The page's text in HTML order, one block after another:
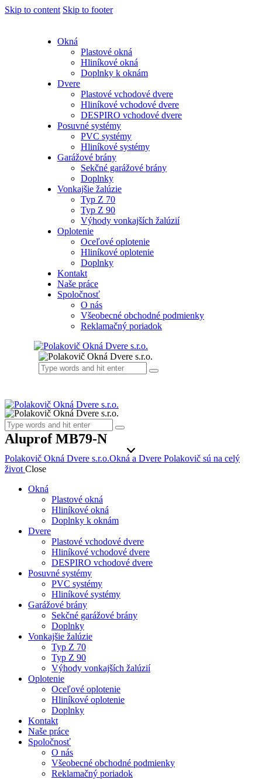
Skip to content Skip to footer
Okná
Plastové okná
Hliníkové okná
Doplnky k oknám
Dvere
Plastové vchodové dvere
Hliníkové vchodové dvere
DESPIRO vchodové dvere
Posuvné systémy
PVC systémy
Hliníkové systémy
Garážové brány
Sekčné garážové brány
Doplnky
Vonkajšie žalúzie
Typ Z 70
Typ Z 90
Výhody vonkajších žalúzií
Oplotenie
Oceľové oplotenie
Hliníkové oplotenie
Doplnky
Kontakt
Naše práce
Spoločnosť
O nás
Všeobecné obchodné podmienky
Reklamačný poriadok
Aluprof MB79-N
Polakovič Okná Dvere s.r.o.Okná a Dvere Polakovič sú na celý
život Close
Okná
Plastové okná
Hliníkové okná
Doplnky k oknám
Dvere
Plastové vchodové dvere
Hliníkové vchodové dvere
DESPIRO vchodové dvere
Posuvné systémy
PVC systémy
Hliníkové systémy
Garážové brány
Sekčné garážové brány
Doplnky
Vonkajšie žalúzie
Typ Z 70
Typ Z 90
Výhody vonkajších žalúzií
Oplotenie
Oceľové oplotenie
Hliníkové oplotenie
Doplnky
Kontakt
Naše práce
Spoločnosť
O nás
Všeobecné obchodné podmienky
Reklamačný poriadok